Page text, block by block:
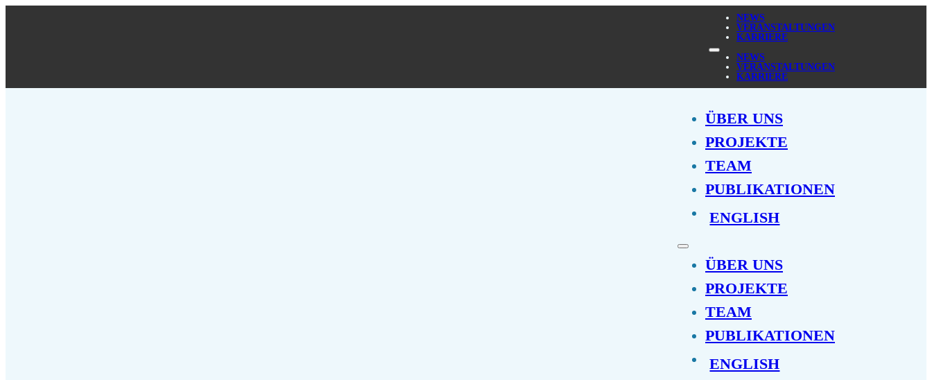
NEWS
VERANSTALTUNGEN
KARRIERE
NEWS
VERANSTALTUNGEN
KARRIERE
ÜBER UNS
PROJEKTE
TEAM
PUBLIKATIONEN
ENGLISH
ÜBER UNS
PROJEKTE
TEAM
PUBLIKATIONEN
ENGLISH